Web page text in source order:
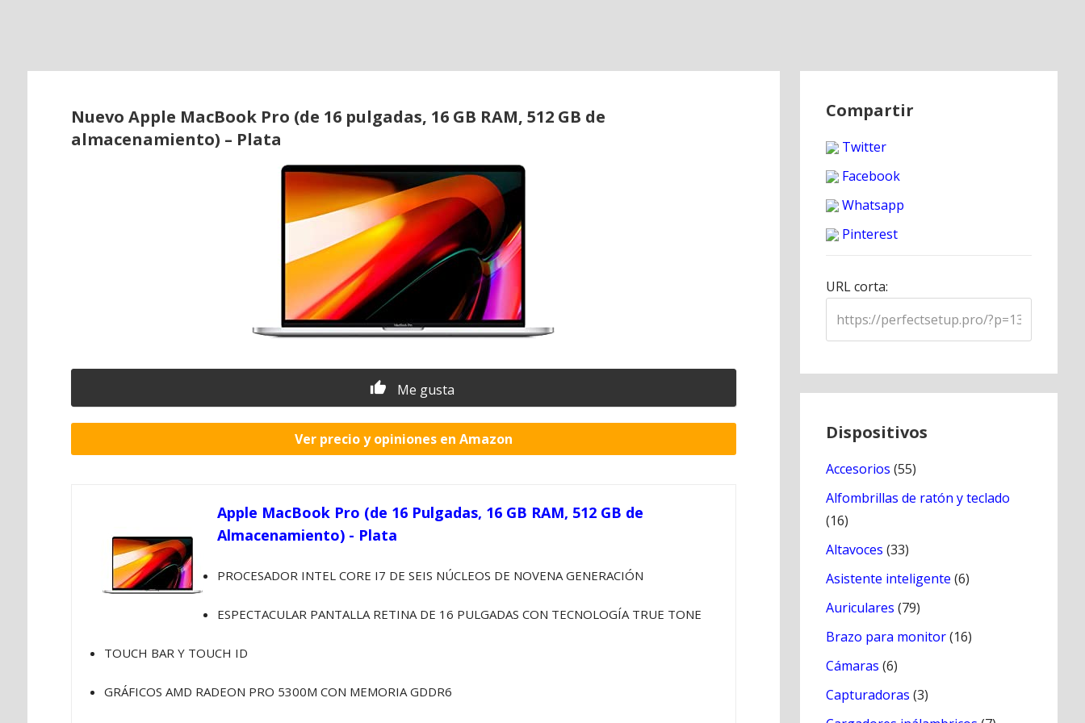
Nuevo Apple MacBook Pro (de 16 pulgadas, 16 GB RAM, 512 GB de
almacenamiento) – Plata
Me gusta
Ver precio y opiniones en Amazon
Apple MacBook Pro (de 16 Pulgadas, 16 GB RAM, 512 GB de
Almacenamiento) - Plata
PROCESADOR INTEL CORE I7 DE SEIS NÚCLEOS DE NOVENA GENERACIÓN
ESPECTACULAR PANTALLA RETINA DE 16 PULGADAS CON TECNOLOGÍA TRUE TONE
TOUCH BAR Y TOUCH ID
GRÁFICOS AMD RADEON PRO 5300M CON MEMORIA GDDR6
Compartir
Twitter
Facebook
Whatsapp
Pinterest
URL corta:
Dispositivos
Accesorios (55)
Alfombrillas de ratón y teclado
(16)
Altavoces (33)
Asistente inteligente (6)
Auriculares (79)
Brazo para monitor(16)
Cámaras (6)
Capturadoras (3)